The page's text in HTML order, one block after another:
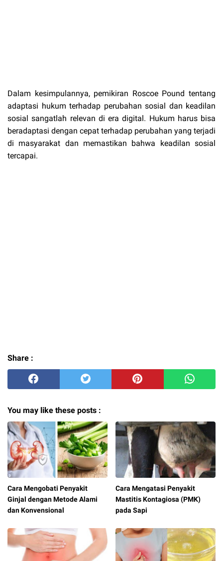
Dalam kesimpulannya, pemikiran Roscoe Pound tentang
adaptasi hukum terhadap perubahan sosial dan keadilan
sosial sangatlah relevan di era digital. Hukum harus bisa
beradaptasi dengan cepat terhadap perubahan yang terjadi
di masyarakat dan memastikan bahwa keadilan sosial
tercapai.
Share :
You may like these posts :
Cara Mengobati Penyakit
Ginjal dengan Metode Alami
dan Konvensional
Cara Mengatasi Penyakit
Mastitis Kontagiosa (PMK)
pada Sapi